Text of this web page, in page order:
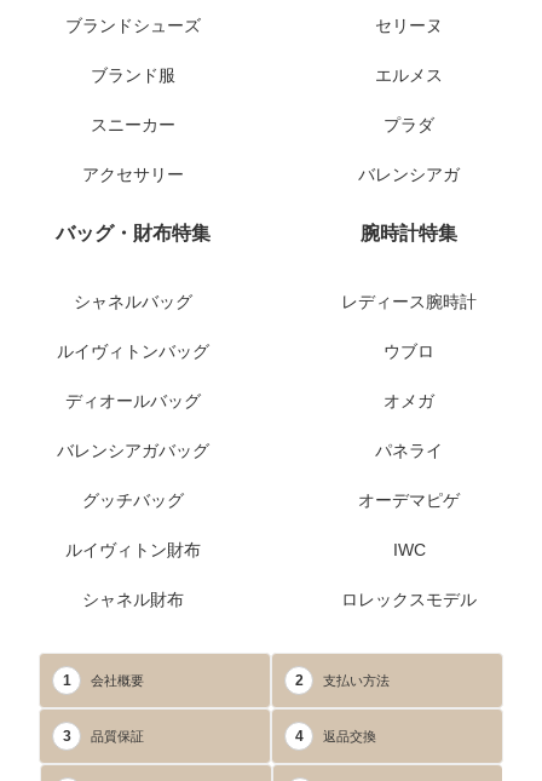
ブランドシューズ
ブランド服
スニーカー
アクセサリー
セリーヌ
エルメス
プラダ
バレンシアガ
バッグ・財布特集
シャネルバッグ
ルイヴィトンバッグ
ディオールバッグ
バレンシアガバッグ
グッチバッグ
ルイヴィトン財布
シャネル財布
腕時計特集
レディース腕時計
ウブロ
オメガ
パネライ
オーデマピゲ
IWC
ロレックスモデル
1 会社概要 2 支払い方法
3 品質保証 4 返品交換